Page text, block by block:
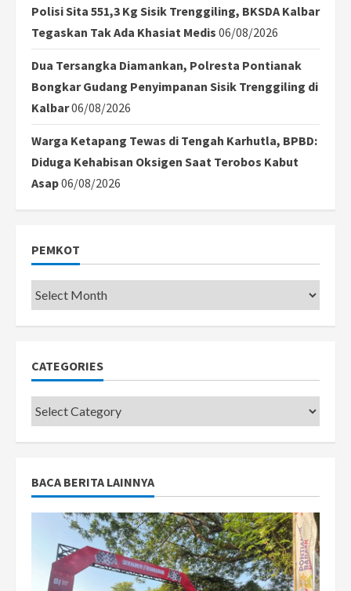
Polisi Sita 551,3 Kg Sisik Trenggiling, BKSDA Kalbar
Tegaskan Tak Ada Khasiat Medis 06/08/2026
Dua Tersangka Diamankan, Polresta Pontianak
Bongkar Gudang Penyimpanan Sisik Trenggiling di
Kalbar06/08/2026
Warga Ketapang Tewas di Tengah Karhutla, BPBD:
Diduga Kehabisan Oksigen Saat Terobos Kabut
Asap06/08/2026
PEMKOT
Pemkot
CATEGORIES
Categories
BACA BERITA LAINNYA